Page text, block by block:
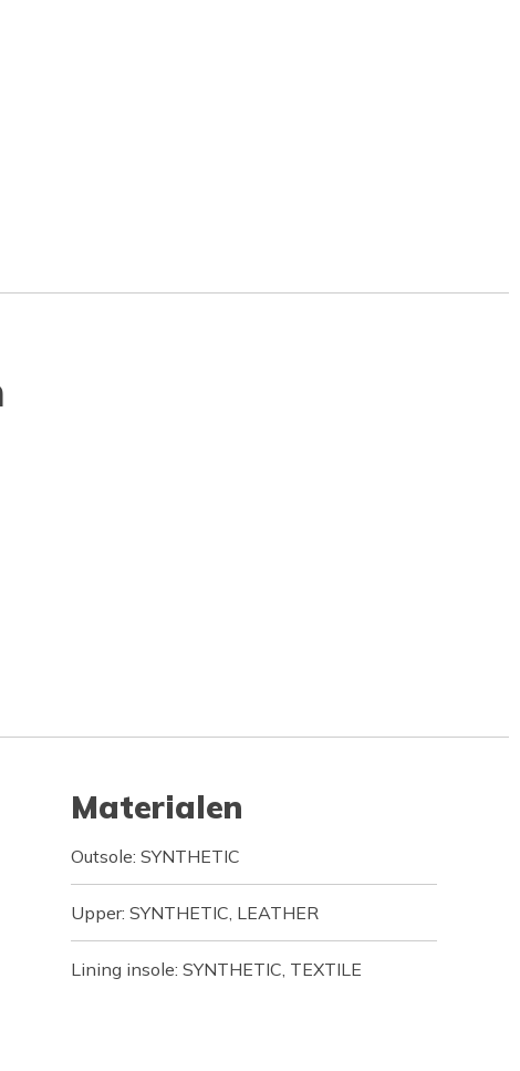
Materialen
Outsole: SYNTHETIC
Upper: SYNTHETIC, LEATHER
Lining insole: SYNTHETIC, TEXTILE